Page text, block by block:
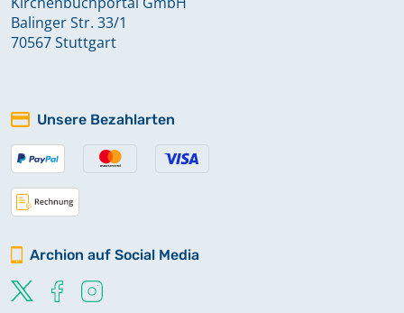
Balinger Str. 33/1
70567 Stuttgart
Unsere Bezahlarten
Archion auf Social Media